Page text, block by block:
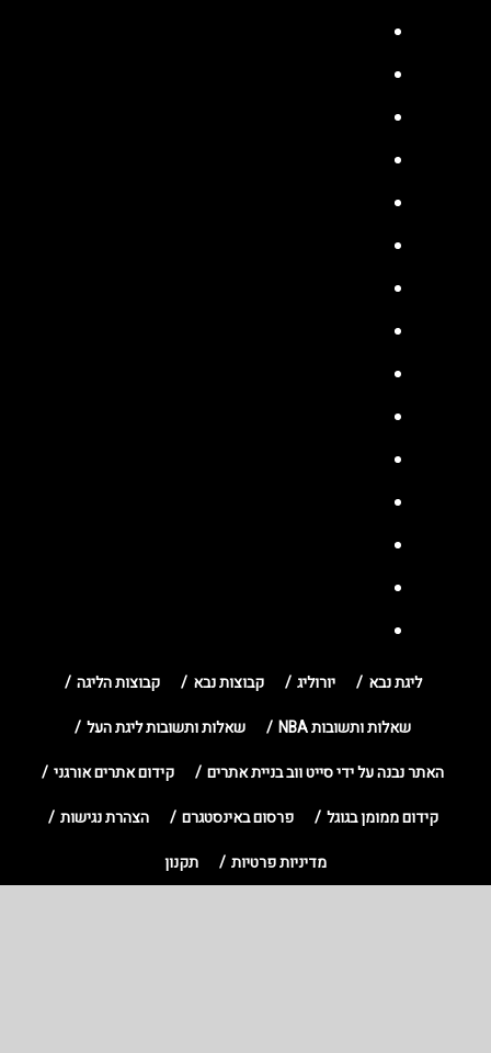
ליגת נבא יורוליג קבוצות נבא
קבוצות הליגה
שאלות ותשובות NBA
שאלות ותשובות ליגת העל
האתר נבנה על ידי סייט ווב בניית אתרים
קידום אתרים אורגני
קידום ממומן בגוגל
פרסום באינסטגרם
הצהרת נגישות
מדיניות פרטיות
תקנון